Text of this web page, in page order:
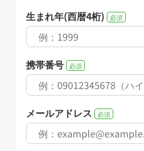
生まれ年(西暦4桁) 必須
携帯番号 必須
メールアドレス 必須